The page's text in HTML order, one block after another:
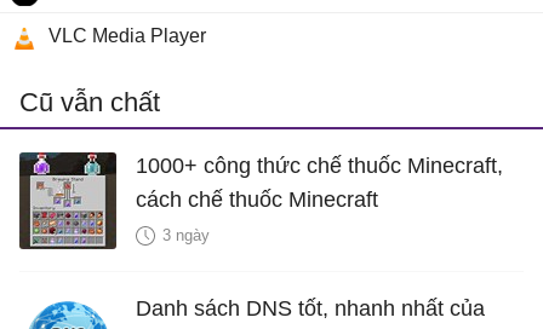
VLC Media Player
Cũ vẫn chất
1000+ công thức chế thuốc Minecraft,
cách chế thuốc Minecraft
3 ngày
Danh sách DNS tốt, nhanh nhất của